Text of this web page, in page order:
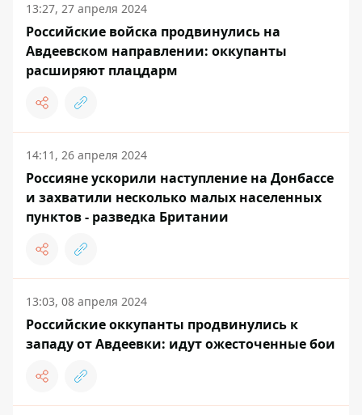
13:27, 27 апреля 2024
Российские войска продвинулись на
Авдеевском направлении: оккупанты
расширяют плацдарм
14:11, 26 апреля 2024
Россияне ускорили наступление на Донбассе
и захватили несколько малых населенных
пунктов - разведка Британии
13:03, 08 апреля 2024
Российские оккупанты продвинулись к
западу от Авдеевки: идут ожесточенные бои